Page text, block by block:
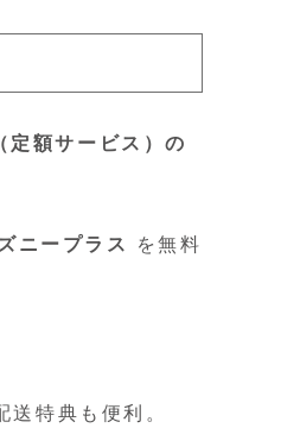
定額サービス）の
ニープラス
を無料
特典も便利。